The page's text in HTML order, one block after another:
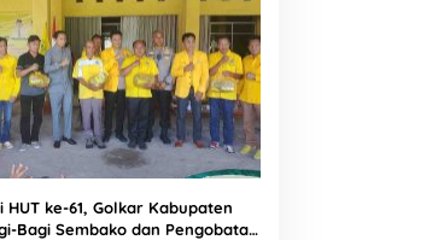
HUT ke-61, Golkar Kabupaten
Bagi Sembako dan Pengobatan